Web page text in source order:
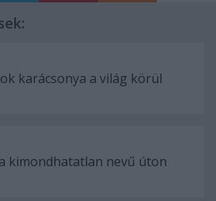
karácsonya a világ körül
kimondhatatlan nevű úton